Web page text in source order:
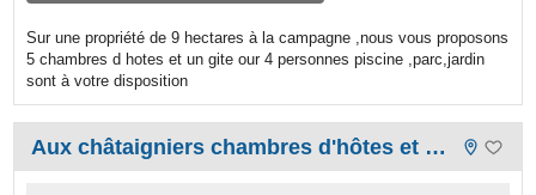
Sur une propriété de 9 hectares à la campagne ,nous vous proposons
5 chambres d hotes et un gite our 4 personnes piscine ,parc,jardin
sont à votre disposition
Aux châtaigniers chambres d'hôtes et Gîte de groupe